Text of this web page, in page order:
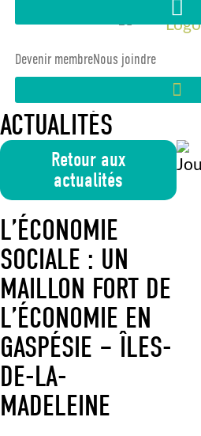
Devenir membreNous joindre
ACTUALITÉS
Retour aux
actualités
L’ÉCONOMIE
SOCIALE : UN
MAILLON FORT DE
L’ÉCONOMIE EN
GASPÉSIE – ÎLES-
DE-LA-
MADELEINE